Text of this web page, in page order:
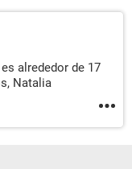
alrededor de 17
Natalia